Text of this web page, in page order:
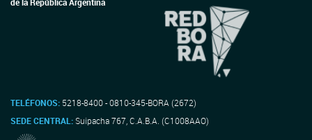
TELÉFONOS: 5218-8400 - 0810-345-BORA (2672)
SEDE CENTRAL:Suipacha 767, C.A.B.A. (C1008AAO)